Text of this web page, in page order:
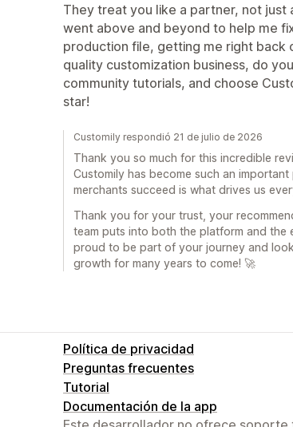
They treat you like a partner, not
went above and beyond to help me
production file, getting me right back
quality customization business, do
community tutorials, and choose
star!
Customily respondió 21 de julio de 2026
Thank you so much for this incredible
Customily has become such an
merchants succeed is what drives us
Thank you for your trust, your
team puts into both the platform and the
proud to be part of your journey and
growth for many years to come! 🚀
Política de privacidad
Preguntas frecuentes
Tutorial
Documentación de la app